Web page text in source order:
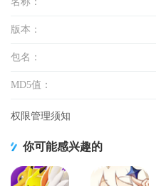
版本：
包名：
MD5值：
权限管理须知
你可能感兴趣的